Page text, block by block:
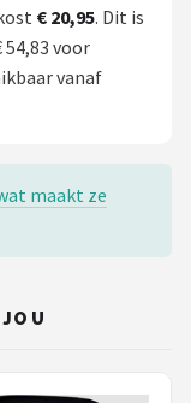
€ 20,95. Dit is
voor
vanaf
maakt ze